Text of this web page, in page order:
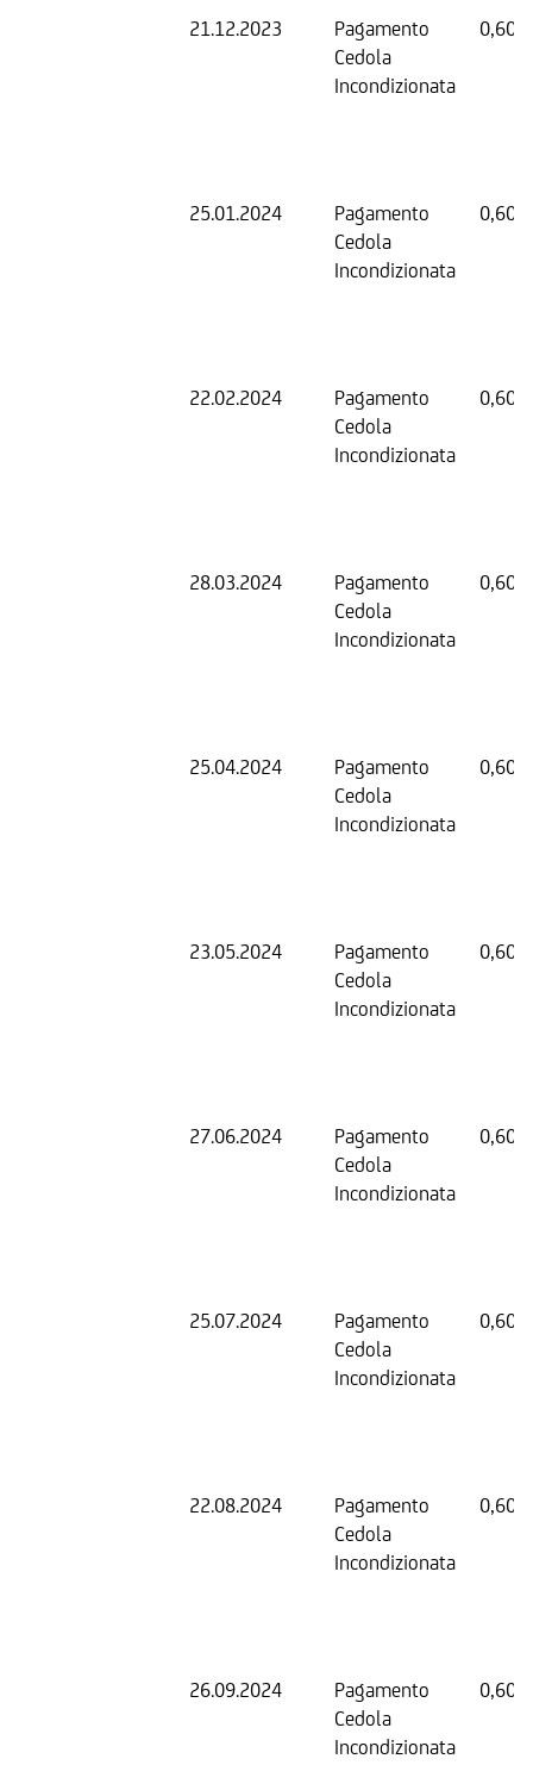
21.12.2023
Pagamento
Cedola
Incondizionata
0,60
25.01.2024
Pagamento
Cedola
Incondizionata
0,60
22.02.2024
Pagamento
Cedola
Incondizionata
0,60
28.03.2024
Pagamento
Cedola
Incondizionata
0,60
25.04.2024
Pagamento
Cedola
Incondizionata
0,60
23.05.2024
Pagamento
Cedola
Incondizionata
0,60
27.06.2024
Pagamento
Cedola
Incondizionata
0,60
25.07.2024
Pagamento
Cedola
Incondizionata
0,60
22.08.2024
Pagamento
Cedola
Incondizionata
0,60
26.09.2024
Pagamento
Cedola
Incondizionata
0,60